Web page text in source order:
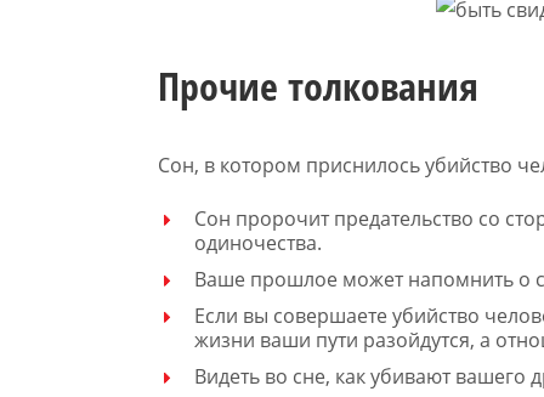
Прочие толкования
Сон, в котором приснилось убийство
Сон пророчит предательство со
одиночества.
Ваше прошлое может напомнить о
Если вы совершаете убийство
жизни ваши пути разойдутся, а
Видеть во сне, как убивают вашего